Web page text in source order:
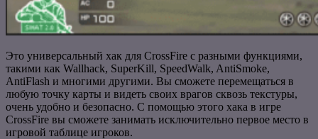
Это универсальный хак для CrossFire с разными функциями,
такими как Wallhack, SuperKill, SpeedWalk, AntiSmoke,
AntiFlash и многими другими. Вы сможете перемещаться в
любую точку карты и видеть своих врагов сквозь текстуры,
очень удобно и безопасно. С помощью этого хака в игре
CrossFire вы сможете занимать исключительно первое место в
игровой таблице игроков.